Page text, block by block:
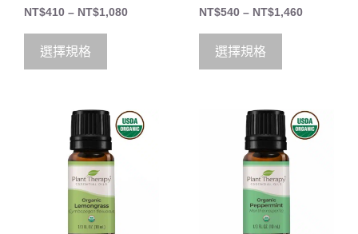
4.50
out of 5
NT$410 – NT$1,080
選擇規格
5.00
out of 5
NT$540 – NT$1,460
選擇規格